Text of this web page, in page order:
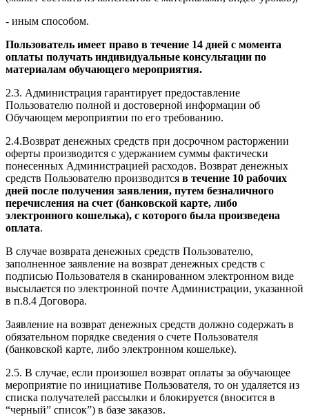
- иным способом.
Пользователь имеет право в течение 14 дней с момента
оплаты получать индивидуальные консультации по
материалам обучающего мероприятия.
2.3. Администрация гарантирует предоставление
Пользователю полной и достоверной информации об
Обучающем мероприятии по его требованию.
2.4.Возврат денежных средств при досрочном расторжении
оферты производится с удержанием суммы фактически
понесенных Администрацией расходов. Возврат денежных
средств Пользователю производится в течение 10 рабочих
дней после получения заявления, путем безналичного
перечисления на счет (банковской карте, либо
электронного кошелька), с которого была произведена
оплата.
В случае возврата денежных средств Пользователю,
заполненное заявление на возврат денежных средств с
подписью Пользователя в сканированном электронном виде
высылается по электронной почте Администрации, указанной
в п.8.4 Договора.
Заявление на возврат денежных средств должно содержать в
обязательном порядке сведения о счете Пользователя
(банковской карте, либо электронном кошельке).
2.5. В случае, если произошел возврат оплаты за обучающее
мероприятие по инициативе Пользователя, то он удаляется из
списка получателей рассылки и блокируется (вносится в
“черный” список”) в базе заказов.